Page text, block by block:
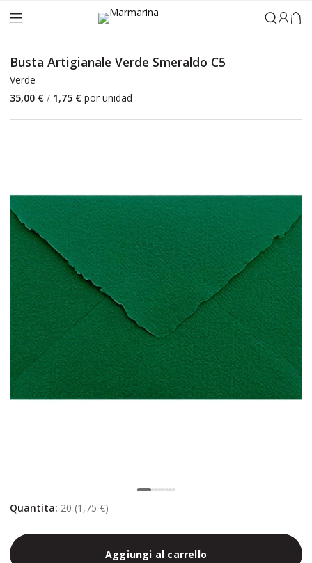
Accedi
Busta Artigianale Verde Smeraldo C5
Verde
35,00 € / 1,75 € por unidad
Quantita: 20 (1,75 €)
Aggiungi al carrello